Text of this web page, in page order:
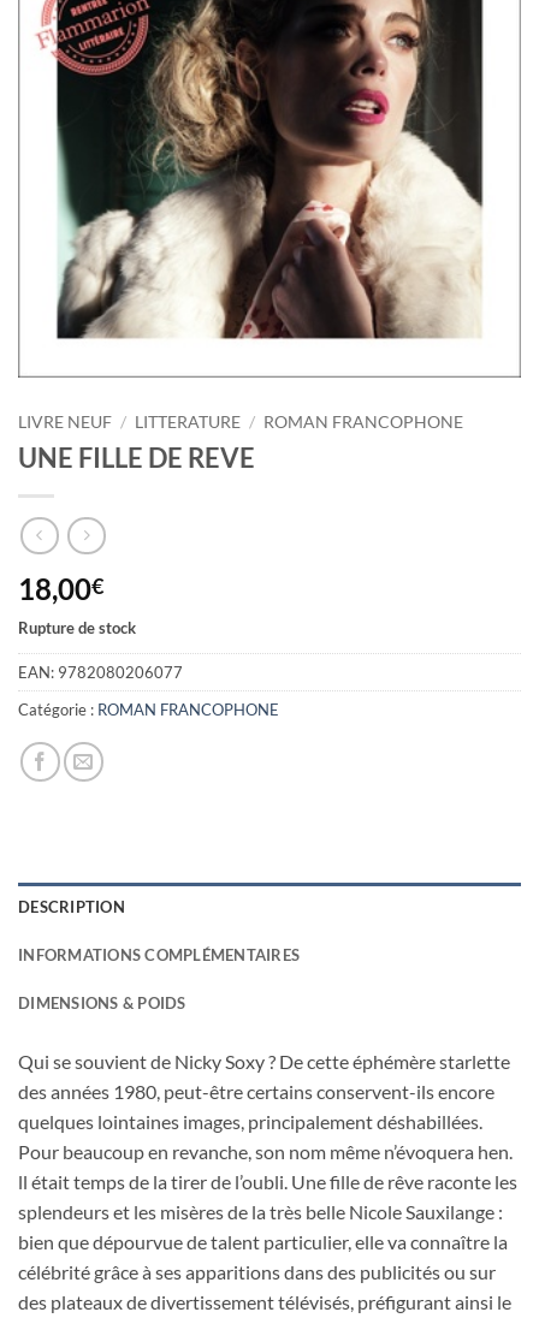
LIVRE NEUF / LITTERATURE / ROMAN FRANCOPHONE
UNE FILLE DE REVE
18,00€
Rupture de stock
EAN: 9782080206077
Catégorie : ROMAN FRANCOPHONE
DESCRIPTION
INFORMATIONS COMPLÉMENTAIRES
DIMENSIONS & POIDS
Qui se souvient de Nicky Soxy ? De cette éphémère starlette
des années 1980, peut-être certains conservent-ils encore
quelques lointaines images, principalement déshabillées.
Pour beaucoup en revanche, son nom même n’évoquera hen.
ll était temps de la tirer de l’oubli. Une fille de rêve raconte les
splendeurs et les misères de la très belle Nicole Sauxilange :
bien que dépourvue de talent particulier, elle va connaître la
célébrité grâce à ses apparitions dans des publicités ou sur
des plateaux de divertissement télévisés, préfigurant ainsi le